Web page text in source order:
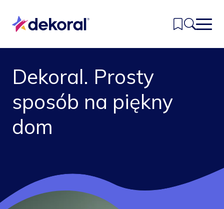
głównej
treści
Inspiracje
Kolory
Produkty
Kontakt
Dekoral. Prosty
sposób na piękny
dom